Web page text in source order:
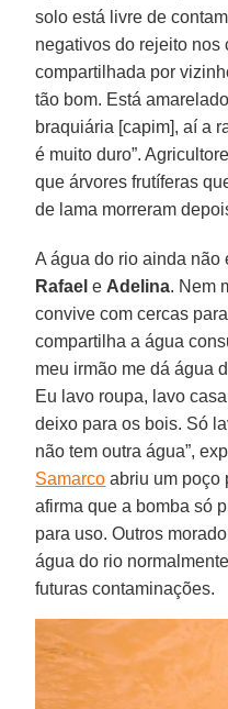
solo está livre de
negativos do rejeito nos
compartilhada por
tão bom. Está
braquiária [capim], aí a
é muito duro”.
que árvores frutíferas
de lama morreram
A água do rio ainda
Rafael e Adelina. Nem
convive com cercas
compartilha a água
meu irmão me dá água
Eu lavo roupa, lavo
deixo para os bois. Só
não tem outra água”,
Samarco abriu um poço
afirma que a bomba só
para uso. Outros
água do rio
futuras contaminações.